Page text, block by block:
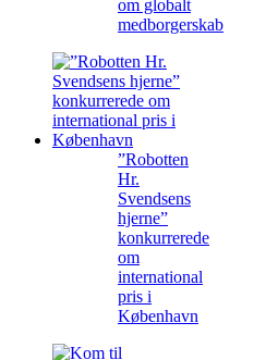
om globalt
medborgerskab
”Robotten
Hr.
Svendsens
hjerne”
konkurrerede
om
international
pris i
København